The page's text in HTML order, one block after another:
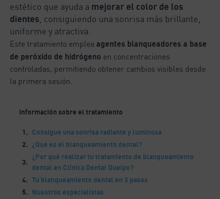
estético que ayuda a mejorar el color de los
dientes , consiguiendo una sonrisa más brillante,
uniforme y atractiva.
Este tratamiento emplea agentes blanqueadores a base
de peróxido de hidrógeno en concentraciones
controladas, permitiendo obtener cambios visibles desde
la primera sesión.
Información sobre el tratamiento
Consigue una sonrisa radiante y luminosa
¿Qué es el blanqueamiento dental?
¿Por qué realizar tu tratamiento de blanqueamiento
dental en Clínica Dental Queipo?
Tu blanqueamiento dental en 3 pasos
Nuestros especialistas